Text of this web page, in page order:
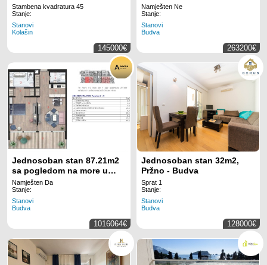
198
Stambena kvadratura 45
Stanje:
Stanovi
Kolašin
145000€
stambenom kompleksu u
Rafailovićima – prvi red do
mora sa privatnom plažom i
luksuznim sadržajima
Namješten Ne
Stanje:
Stanovi
Budva
263200€
Jednosoban stan 87.21m2
sa pogledom na more u
novom Hotelsko
apartmanskom kompleksu
na prvoj liniji do mora u
Budvi
Namješten Da
Stanje:
Stanovi
Budva
1016064€
Jednosoban stan 32m2,
Pržno - Budva
Sprat 1
Stanje:
Stanovi
Budva
128000€